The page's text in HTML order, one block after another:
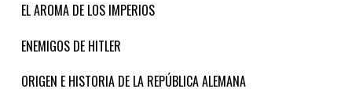
EL AROMA DE LOS IMPERIOS
ENEMIGOS DE HITLER
ORIGEN E HISTORIA DE LA REPÚBLICA ALEMANA